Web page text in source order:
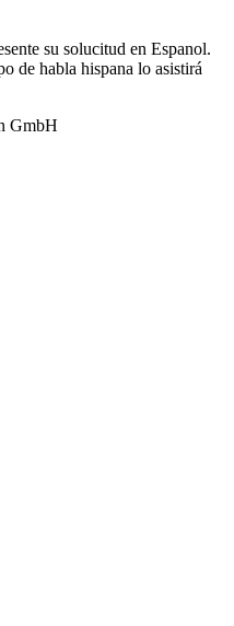
su solucitud en Espanol.
de habla hispana lo asistirá
GmbH